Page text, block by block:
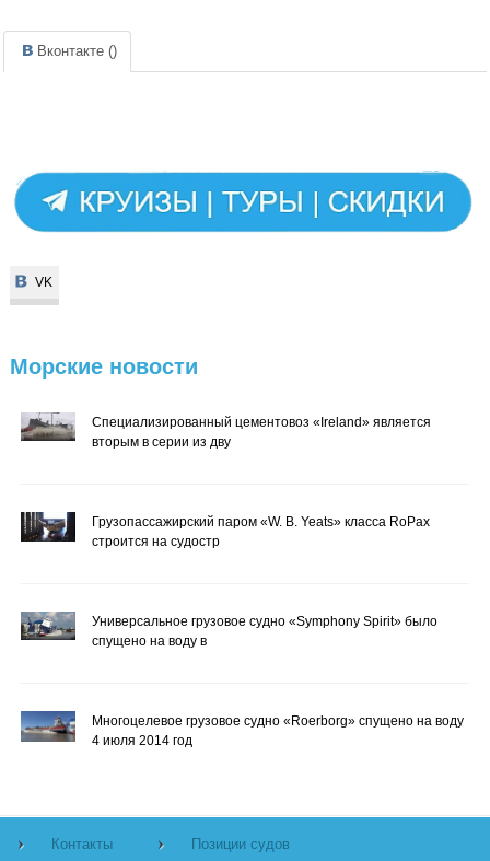
Вконтакте ()
VK
VK
Морские новости
Специализированный цементовоз «Ireland» является
вторым в серии из дву
Грузопассажирский паром «W. B. Yeats» класса RoPax
строится на судостр
Универсальное грузовое судно «Symphony Spirit» было
спущено на воду в
Многоцелевое грузовое судно «Roerborg» спущено на воду
4 июля 2014 год
Контакты Позиции судов